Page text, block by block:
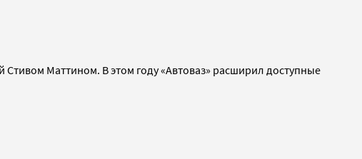
Маттином. В этом году «Автоваз» расширил доступные